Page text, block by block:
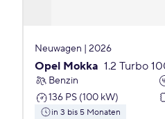
Neuwagen | 2026
Opel Mokka 1.2 Turbo
Benzin
136 PS (100 kW)
in 3 bis 5 Monaten